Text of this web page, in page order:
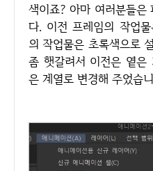
색이죠? 아마 여러분들은
다. 이전 프레임의 작업
의 작업물은 초록색으로
좀 햇갈려서 이전은 옅은
은 계열로 변경해 주었습